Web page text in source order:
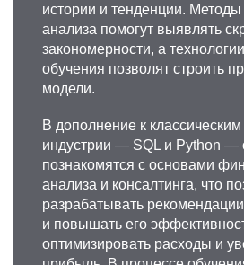
истории и тенденции. Методы
анализа помогут выявлять
закономерности, а
обучения позволят строить
модели.
В дополнение к
индустрии — SQL и Python —
познакомятся с основами
анализа и консалтинга, что
разрабатывать
и повышать его
оптимизировать расходы и